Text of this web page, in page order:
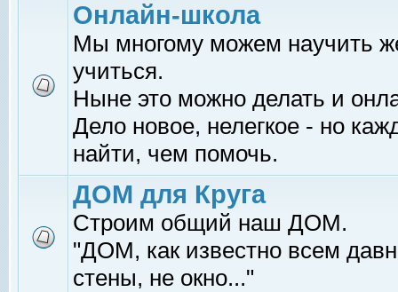
Онлайн-школа
Мы многому можем научить
учиться.
Ныне это можно делать и
Дело новое, нелегкое - но
найти, чем помочь.
ДОМ для Круга
Строим общий наш ДОМ.
"ДОМ, как известно всем
стены, не окно..."